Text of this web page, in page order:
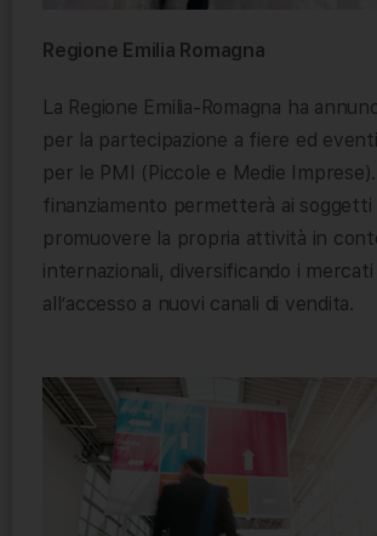
Regione Emilia Romagna
La Regione Emilia-Romagna ha
per la partecipazione a fiere ed
per le PMI (Piccole e Medie
finanziamento permetterà ai soggetti
promuovere la propria attività in
internazionali, diversificando i mercati
all’accesso a nuovi canali di vendita.